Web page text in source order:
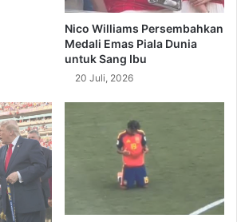
Nico Williams Persembahkan
Medali Emas Piala Dunia
untuk Sang Ibu
20 Juli, 2026